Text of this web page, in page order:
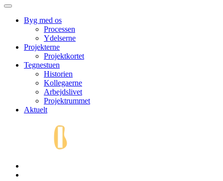
Byg med os
Processen
Ydelserne
Projekterne
Projektkortet
Tegnestuen
Historien
Kollegaerne
Arbejdslivet
Projektrummet
Aktuelt